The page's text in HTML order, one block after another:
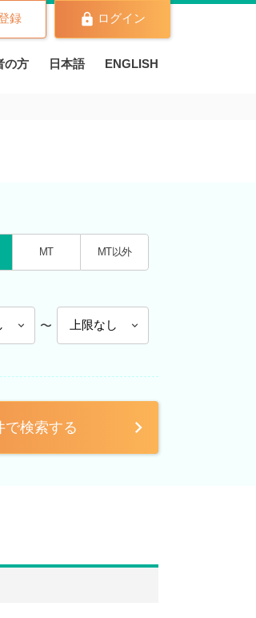
の方 日本語 ENGLISH
録 ログイン
MT MT以外
〜
で検索する